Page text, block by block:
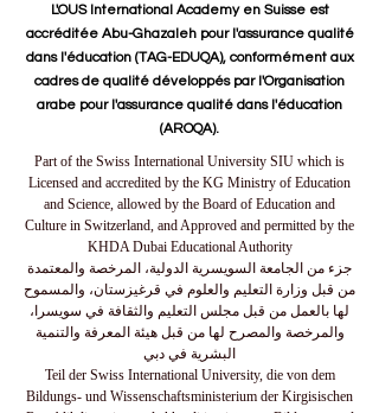
L'OUS International Academy en Suisse est
accréditée Abu-Ghazaleh pour l'assurance qualité
dans l'éducation (TAG-EDUQA), conformément aux
cadres de qualité développés par l'Organisation
arabe pour l'assurance qualité dans l'éducation
(AROQA).
Part of the Swiss International University SIU which is
Licensed and accredited by the KG Ministry of Education
and Science, allowed by the Board of Education and
Culture in Switzerland, and Approved and permitted by the
KHDA Dubai Educational Authority
جزء من الجامعة السويسرية الدولية، المرخصة والمعتمدة
من قبل وزارة التعليم والعلوم في قرغيزستان، والمسموح
لها بالعمل من قبل مجلس التعليم والثقافة في سويسرا،
والمرخصة والمصرح لها من قبل هيئة المعرفة والتنمية
البشرية في دبي
Teil der Swiss International University, die von dem
Bildungs- und Wissenschaftsministerium der Kirgisischen